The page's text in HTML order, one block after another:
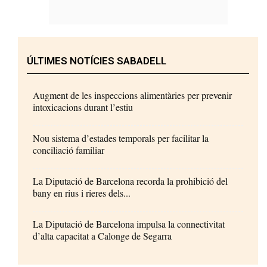
ÚLTIMES NOTÍCIES SABADELL
Augment de les inspeccions alimentàries per prevenir
intoxicacions durant l’estiu
Nou sistema d’estades temporals per facilitar la
conciliació familiar
La Diputació de Barcelona recorda la prohibició del
bany en rius i rieres dels...
La Diputació de Barcelona impulsa la connectivitat
d’alta capacitat a Calonge de Segarra